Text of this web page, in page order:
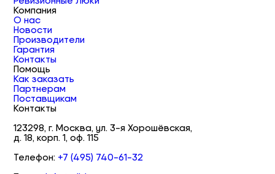
Компания
О нас
Новости
Производители
Гарантия
Контакты
Помощь
Как заказать
Партнерам
Поставщикам
Контакты
123298, г. Москва, ул. 3-я Хорошёвская,
д. 18, корп. 1, оф. 115
Телефон: +7 (495) 740-61-32